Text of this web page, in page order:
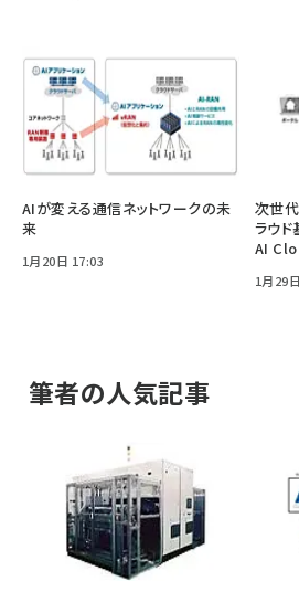
AIが変える通信ネットワークの未
来
1月20日 17:03
次世
ラウ
AI
1月29
筆者の人気記事